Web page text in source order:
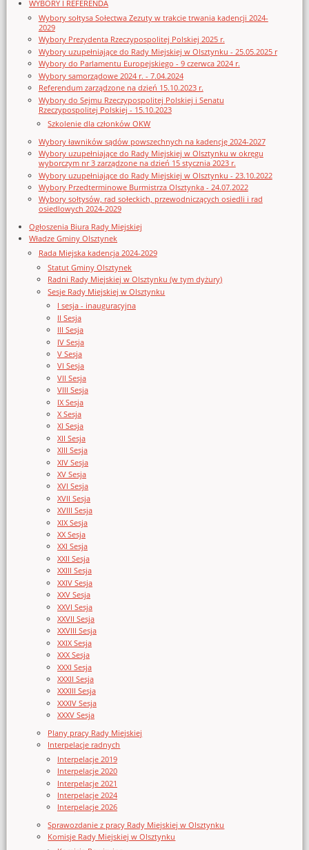
WYBORY I REFERENDA
Wybory sołtysa Sołectwa Zezuty w trakcie trwania kadencji 2024-
2029
Wybory Prezydenta Rzeczypospolitej Polskiej 2025 r.
Wybory uzupełniające do Rady Miejskiej w Olsztynku - 25.05.2025 r
Wybory do Parlamentu Europejskiego - 9 czerwca 2024 r.
Wybory samorządowe 2024 r. - 7.04.2024
Referendum zarządzone na dzień 15.10.2023 r.
Wybory do Sejmu Rzeczypospolitej Polskiej i Senatu
Rzeczypospolitej Polskiej - 15.10.2023
Szkolenie dla członków OKW
Wybory ławników sądów powszechnych na kadencję 2024-2027
Wybory uzupełniające do Rady Miejskiej w Olsztynku w okręgu
wyborczym nr 3 zarządzone na dzień 15 stycznia 2023 r.
Wybory uzupełniające do Rady Miejskiej w Olsztynku - 23.10.2022
Wybory Przedterminowe Burmistrza Olsztynka - 24.07.2022
Wybory sołtysów, rad sołeckich, przewodniczących osiedli i rad
osiedlowych 2024-2029
Ogłoszenia Biura Rady Miejskiej
Władze Gminy Olsztynek
Rada Miejska kadencja 2024-2029
Statut Gminy Olsztynek
Radni Rady Miejskiej w Olsztynku (w tym dyżury)
Sesje Rady Miejskiej w Olsztynku
I sesja - inauguracyjna
II Sesja
III Sesja
IV Sesja
V Sesja
VI Sesja
VII Sesja
VIII Sesja
IX Sesja
X Sesja
XI Sesja
XII Sesja
XIII Sesja
XIV Sesja
XV Sesja
XVI Sesja
XVII Sesja
XVIII Sesja
XIX Sesja
XX Sesja
XXI Sesja
XXII Sesja
XXIII Sesja
XXIV Sesja
XXV Sesja
XXVI Sesja
XXVII Sesja
XXVIII Sesja
XXIX Sesja
XXX Sesja
XXXI Sesja
XXXII Sesja
XXXIII Sesja
XXXIV Sesja
XXXV Sesja
Plany pracy Rady Miejskiej
Interpelacje radnych
Interpelacje 2019
Interpelacje 2020
Interpelacje 2021
Interpelacje 2024
Interpelacje 2026
Sprawozdanie z pracy Rady Miejskiej w Olsztynku
Komisje Rady Miejskiej w Olsztynku